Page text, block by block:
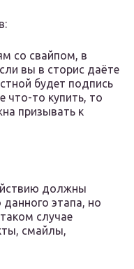
со свайпом, в
вы в сторис даёте
будет подпись
что-то купить, то
призывать к
должны
этапа, но
случае
смайлы,